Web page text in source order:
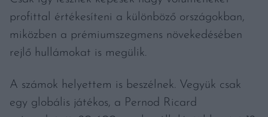
profittal értékesíteni a különböző országokban,
miközben a prémiumszegmens növekedésében
rejlő hullámokat is megülik.
A számok helyettem is beszélnek. Vegyük csak
egy globális játékos, a Pernod Ricard